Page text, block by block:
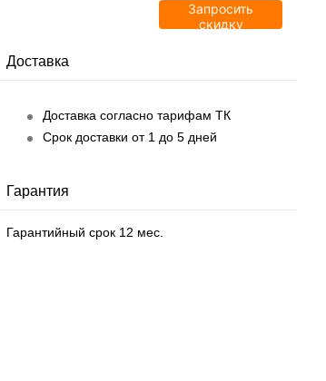
Запросить
скидку
Доставка
Доставка согласно тарифам ТК
Срок доставки от 1 до 5 дней
Гарантия
Гарантийный срок 12 мес.